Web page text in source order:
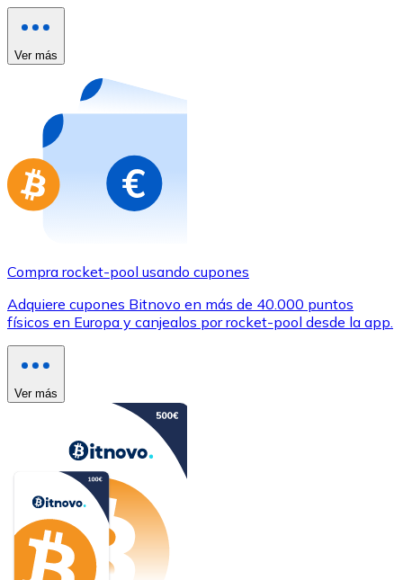
Comprar con tarjeta
Compra tarjetas regalo de tus marcas favoritas con
Ir a la tienda de tarjetas regalo
Ver más
Compra rocket-pool usando cupones
Adquiere cupones Bitnovo en más de 40.000 puntos
físicos en Europa y canjealos por rocket-pool desde la app.
Ver más